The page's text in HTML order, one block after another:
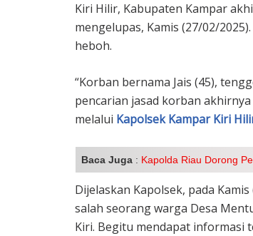
Kiri Hilir, Kabupaten Kampar
mengelupas, Kamis (27/02/
heboh.
“Korban bernama Jais (45),
pencarian jasad korban
melalui Kapolsek Kampar Kiri
Baca Juga : Kapolda Riau Dorong
Dijelaskan Kapolsek, pada
salah seorang warga Desa
Kiri. Begitu mendapat informasi